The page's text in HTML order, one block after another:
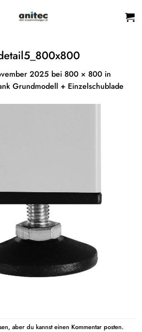
2025 bei 800 × 800 in
Grundmodell + Einzelschublade
aber du kannst einen Kommentar posten.